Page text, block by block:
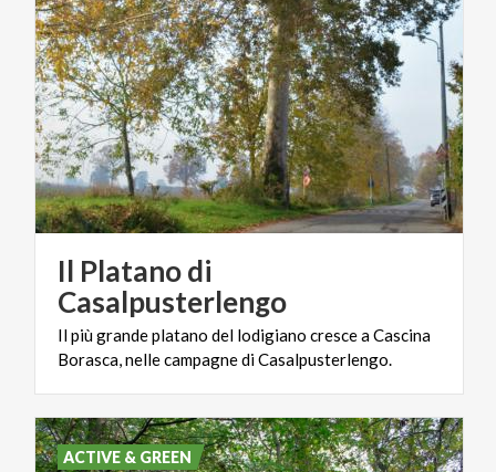
Il Platano di
Casalpusterlengo
Ilpiùgrandeplatano del lodigiano cresceaCascina
Borasca,nellecampagnediCasalpusterlengo.
ACTIVE & GREEN